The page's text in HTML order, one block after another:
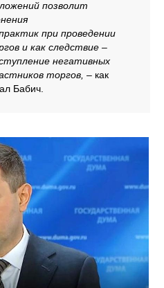
позволит
при проведении
и как следствие –
негативных
торгов, – как
Бабич.